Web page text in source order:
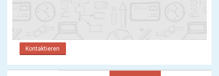
Kontaktieren